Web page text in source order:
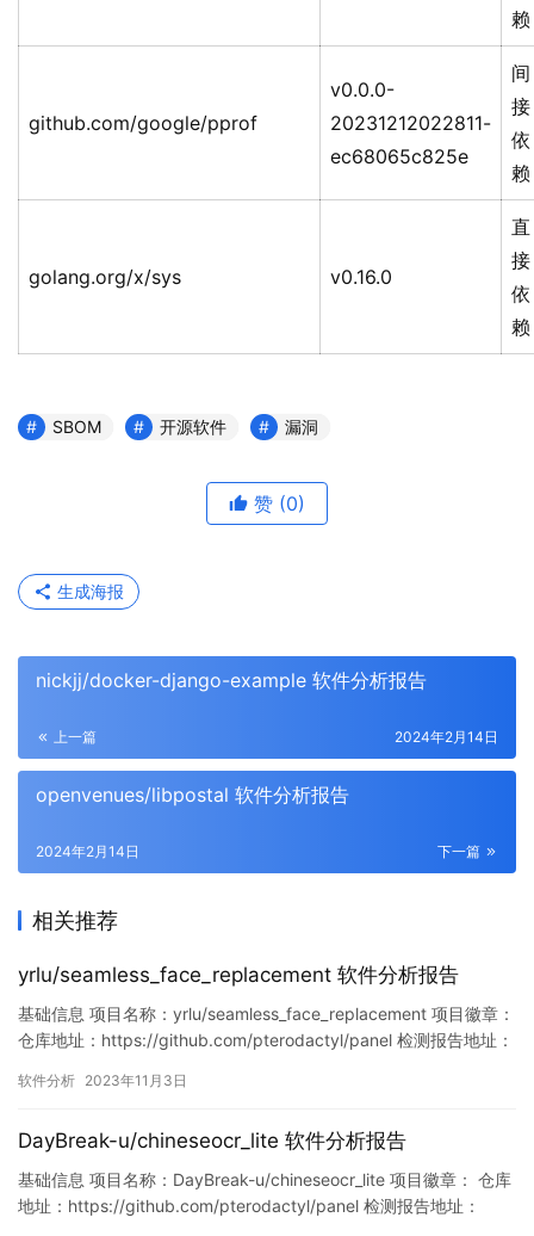
赖
github.com/google/pprof
v0.0.0-
20231212022811-
ec68065c825e
间
接
依
赖
golang.org/x/sys v0.16.0
直
接
依
赖
SBOM 开源软件 漏洞
赞 (0)
生成海报
nickjj/docker-django-example 软件分析报告
上一篇 2024年2月14日
openvenues/libpostal 软件分析报告
下一篇
2024年2月14日
相关推荐
yrlu/seamless_face_replacement 软件分析报告
基础信息 项目名称：yrlu/seamless_face_replacement 项目徽章：
仓库地址：https://github.com/pterodactyl/panel 检测报告地址：
05216/1720254170040152064 此报告…
软件分析 2023年11月3日
DayBreak-u/chineseocr_lite 软件分析报告
基础信息 项目名称：DayBreak-u/chineseocr_lite 项目徽章： 仓库
地址：https://github.com/pterodactyl/panel 检测报告地址：